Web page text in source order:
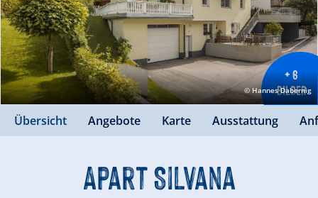
© Hannes Dabernig
+ 6
BILDER
Übersicht Angebote Karte Ausstattung
Apart Silvana